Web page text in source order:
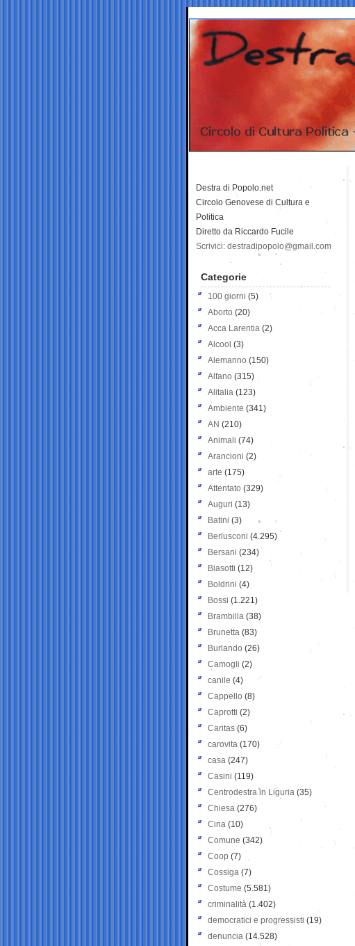
Destra di Popolo.net
Circolo Genovese di Cultura e
Politica
Diretto da Riccardo Fucile
Scrivici: destradipopolo@gmail.com
Categorie
100 giorni (5)
Aborto (20)
Acca Larentia (2)
Alcool (3)
Alemanno (150)
Alfano (315)
Alitalia (123)
Ambiente (341)
AN (210)
Animali (74)
Arancioni (2)
arte (175)
Attentato (329)
Auguri (13)
Batini (3)
Berlusconi (4.295)
Bersani (234)
Biasotti (12)
Boldrini (4)
Bossi (1.221)
Brambilla (38)
Brunetta (83)
Burlando (26)
Camogli (2)
canile (4)
Cappello (8)
Caprotti (2)
Caritas (6)
carovita (170)
casa (247)
Casini (119)
Centrodestra in Liguria (35)
Chiesa (276)
Cina (10)
Comune (342)
Coop (7)
Cossiga (7)
Costume (5.581)
criminalità (1.402)
democratici e progressisti (19)
denuncia (14.528)